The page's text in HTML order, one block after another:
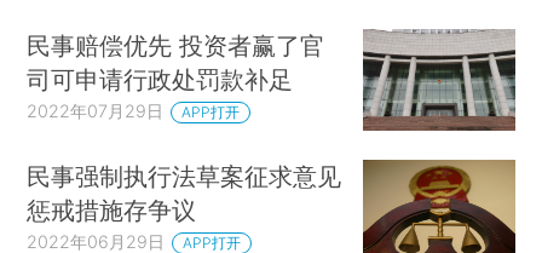
民事赔偿优先 投资者赢了官
司可申请行政处罚款补足
2022年07月29日 APP打开
民事强制执行法草案征求意见
惩戒措施存争议
2022年06月29日 APP打开